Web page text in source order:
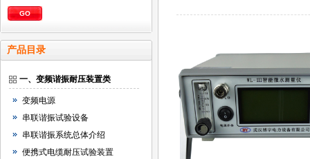
产品目录
一、变频谐振耐压装置类
变频电源
串联谐振试验设备
串联谐振系统总体介绍
便携式电缆耐压试验装置